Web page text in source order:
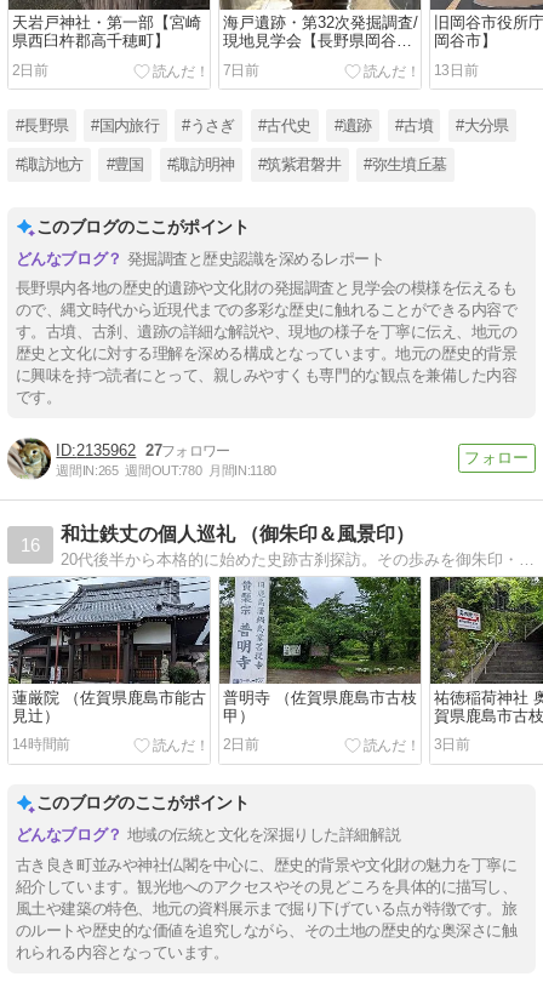
天岩戸神社・第一部【宮崎
県西臼杵郡高千穂町】
2日前
海戸遺跡・第32次発掘調査/
現地見学会【長野県岡谷
市】
7日前
旧岡谷市役所
岡谷市】
13日前
#長野県 #国内旅行 #うさぎ #古代史 #遺跡 #古墳 #大分県
#諏訪地方 #豊国 #諏訪明神 #筑紫君磐井 #弥生墳丘墓
このブログのここがポイント
発掘調査と歴史認識を深めるレポート
長野県内各地の歴史的遺跡や文化財の発掘調査と見学会の模様を伝えるも
ので、縄文時代から近現代までの多彩な歴史に触れることができる内容で
す。古墳、古刹、遺跡の詳細な解説や、現地の様子を丁寧に伝え、地元の
歴史と文化に対する理解を深める構成となっています。地元の歴史的背景
に興味を持つ読者にとって、親しみやすくも専門的な観点を兼備した内容
です。
2135962 27
週間IN:265 週間OUT:780 月間IN:1180
16
和辻鉄丈の個人巡礼 （御朱印＆風景印）
蓮厳院 （佐賀県鹿島市能古
見辻）
14時間前
普明寺 （佐賀県鹿島市古枝
甲）
2日前
祐徳稲荷神社
賀県鹿島市古
稲荷 其の肆＞
3日前
このブログのここがポイント
地域の伝統と文化を深掘りした詳細解説
古き良き町並みや神社仏閣を中心に、歴史的背景や文化財の魅力を丁寧に
紹介しています。観光地へのアクセスやその見どころを具体的に描写し、
風土や建築の特色、地元の資料展示まで掘り下げている点が特徴です。旅
のルートや歴史的な価値を追究しながら、その土地の歴史的な奥深さに触
れられる内容となっています。